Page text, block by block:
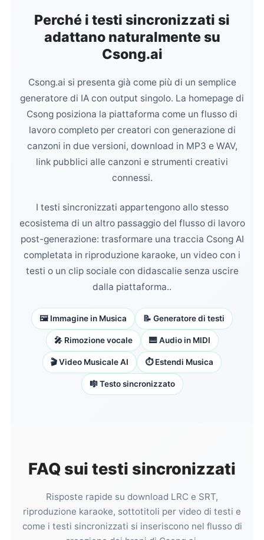
Perché i testi sincronizzati si
adattano naturalmente su
Csong.ai
Csong.ai si presenta già come più di un semplice
generatore di IA con output singolo. La homepage di
Csong posiziona la piattaforma come un flusso di
lavoro completo per creatori con generazione di
canzoni in due versioni, download in MP3 e WAV,
link pubblici alle canzoni e strumenti creativi
connessi.
I testi sincronizzati appartengono allo stesso
ecosistema di un altro passaggio del flusso di lavoro
post-generazione: trasformare una traccia Csong AI
completata in riproduzione karaoke, un video con i
testi o un clip sociale con didascalie senza uscire
dalla piattaforma..
🖼️ Immagine in Musica 📝 Generatore di testi
🎤 Rimozione vocale 🎹 Audio in MIDI
🎬 Video Musicale AI ⏱️ Estendi Musica
🎼 Testo sincronizzato
FAQ sui testi sincronizzati
Risposte rapide su download LRC e SRT,
riproduzione karaoke, sottotitoli per video di testi e
come i testi sincronizzati si inseriscono nel flusso di